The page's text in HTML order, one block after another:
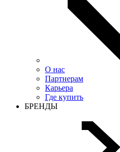
О нас
Партнерам
Карьера
Где купить
БРЕНДЫ